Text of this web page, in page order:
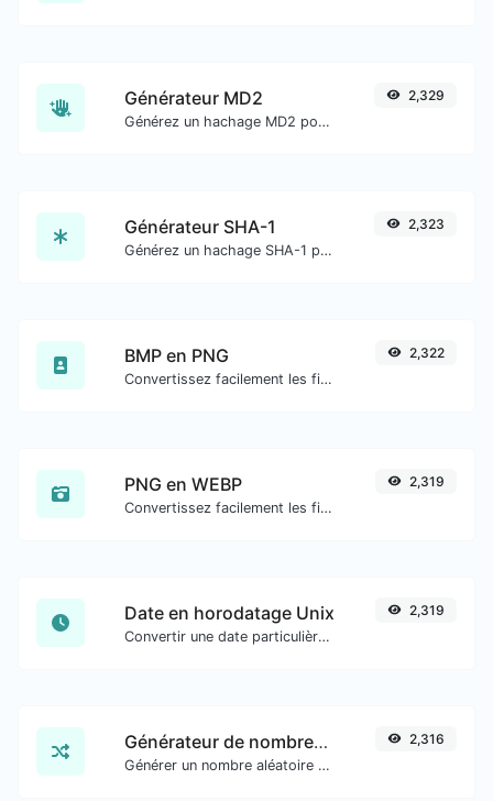
Générateur MD2
Générez un hachage MD2 pour toute entrée de chaîne.
2,329
Générateur SHA-1
Générez un hachage SHA-1 pour toute entrée de chaîne.
2,323
BMP en PNG
Convertissez facilement les fichiers image BMP en PNG.
2,322
PNG en WEBP
Convertissez facilement les fichiers image PNG en WEBP.
2,319
Date en horodatage Unix
Convertir une date particulière au format de timestamp Unix.
2,319
Générateur de nombres aléatoires
Générer un nombre aléatoire entre une plage donnée.
2,316